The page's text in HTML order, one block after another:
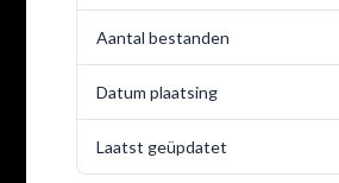
Aantal bestanden
Datum plaatsing
Laatst geüpdatet